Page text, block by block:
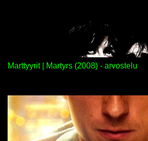
Marttyyrit | Martyrs (2008) - arvostelu